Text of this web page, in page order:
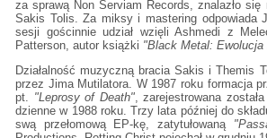
za sprawą Non Serviam Records, znalazło
Sakis Tolis. Za miksy i mastering odpowiada
sesji gościnnie udział wzięli Ashmedi z
Patterson, autor książki "Black Metal: Ewolucja
Działalność muzyczną bracia Sakis i Themis
przez Jima Mutilatora. W 1987 roku formacja
pt. "Leprosy of Death", zarejestrowana
dzienne w 1988 roku. Trzy lata później do
swą przełomową EP-kę, zatytułowaną